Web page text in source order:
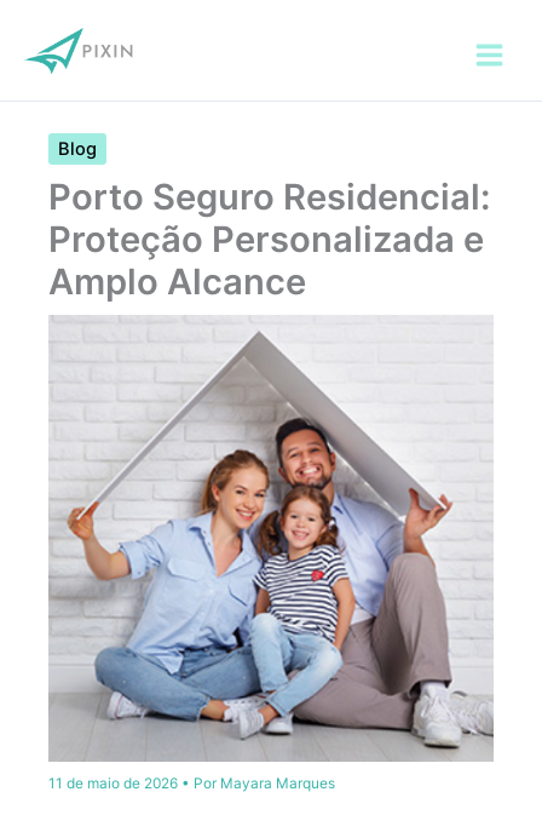
para
Blog
Porto Seguro Residencial:
Proteção Personalizada e
Amplo Alcance
11 de maio de 2026 • Por Mayara Marques